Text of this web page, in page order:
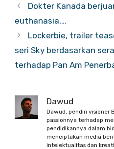
Dokter Kanada
euthanasia,…
Lockerbie, trailer
seri Sky berdasarkan
terhadap Pan Am
Dawud
Dawud, pendiri visioner
passionnya terhadap
pendidikannya dalam
menciptakan media
intelektualitas dan